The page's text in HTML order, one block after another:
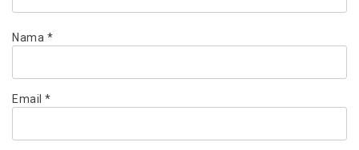
Nama *
Email *